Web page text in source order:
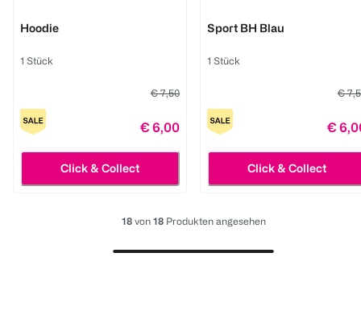
Hoodie
1 Stück
€ 7,50
€ 6,00
Click & Collect
Sport BH Blau
1 Stück
€
€
Click & Collect
18 von18 Produkten angesehen